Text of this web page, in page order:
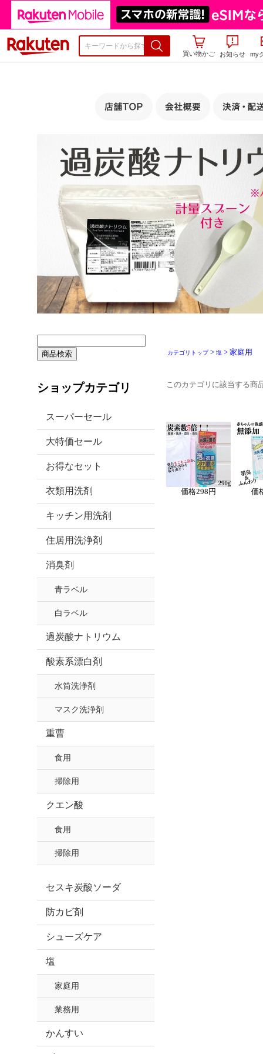
楽天市場
買い物かご
お知らせ my
ショップカテゴリ
スーパーセール
大特価セール
お得なセット
衣類用洗剤
キッチン用洗剤
住居用洗浄剤
消臭剤
青ラベル
白ラベル
過炭酸ナトリウム
酸素系漂白剤
水筒洗浄剤
マスク洗浄剤
重曹
食用
掃除用
クエン酸
食用
掃除用
セスキ炭酸ソーダ
防カビ剤
シューズケア
塩
家庭用
業務用
かんすい
カテゴリトップ> 塩 > 家庭用
このカテゴリに該当する商
価格298円 価